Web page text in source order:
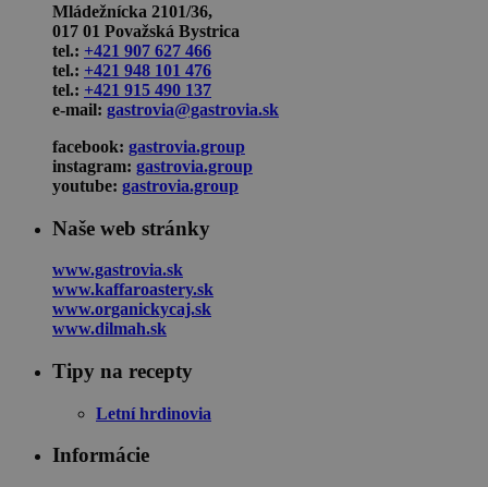
Mládežnícka 2101/36,
017 01 Považská Bystrica
tel.: +421 907 627 466
tel.: +421 948 101 476
tel.: +421 915 490 137
e-mail: gastrovia@gastrovia.sk
facebook: gastrovia.group
instagram: gastrovia.group
youtube: gastrovia.group
Naše web stránky
www.gastrovia.sk
www.kaffaroastery.sk
www.organickycaj.sk
www.dilmah.sk
Tipy na recepty
Letní hrdinovia
Informácie